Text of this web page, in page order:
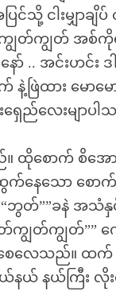
အပြင်သို့ ငါးမ
း ကျွတ်ကျွတ်
းနော် .. အင်းဟ
နဲ့ဖြဲထား မေ
ည်လေးမျာပါ
ထိုစောက် စိအေ
ေသော စောက်ခ
““ဘွတ်””ခနဲ
ကျွတ်ကျွတ်”” က
စေလေသည်။ ထက်
နယ် နယ်ကြီး